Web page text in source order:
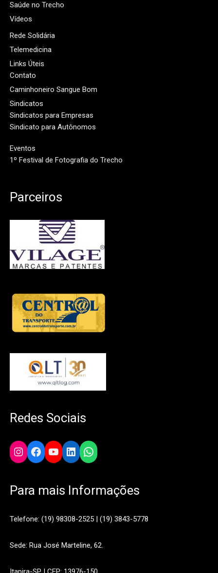
Saúde no Trecho
Vídeos
Rede Solidária
Telemedicina
Links Úteis
Contato
Caminhoneiro Sangue Bom
Sindicatos
Sindicatos para Empresas
Sindicato para Autônomos
Eventos
1º Festival de Fotografia do Trecho
Parceiros
Redes Sociais
Instagram
Facebook
YouTube
LinkedIn
WhatsApp
Para mais Informações
Telefone: (19) 98308-2525 | (19) 3843-5778
Sede: Rua José Marteline, 62.